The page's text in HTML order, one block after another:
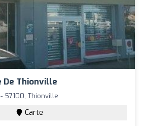
De Thionville
57100, Thionville
Carte